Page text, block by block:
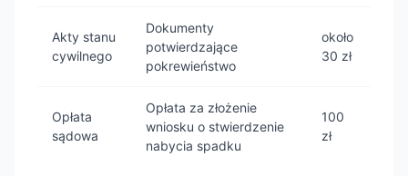
Akty stanu
cywilnego
Dokumenty
potwierdzające
pokrewieństwo
około
30 zł
Opłata
sądowa
Opłata za złożenie
wniosku o stwierdzenie
nabycia spadku
100
zł